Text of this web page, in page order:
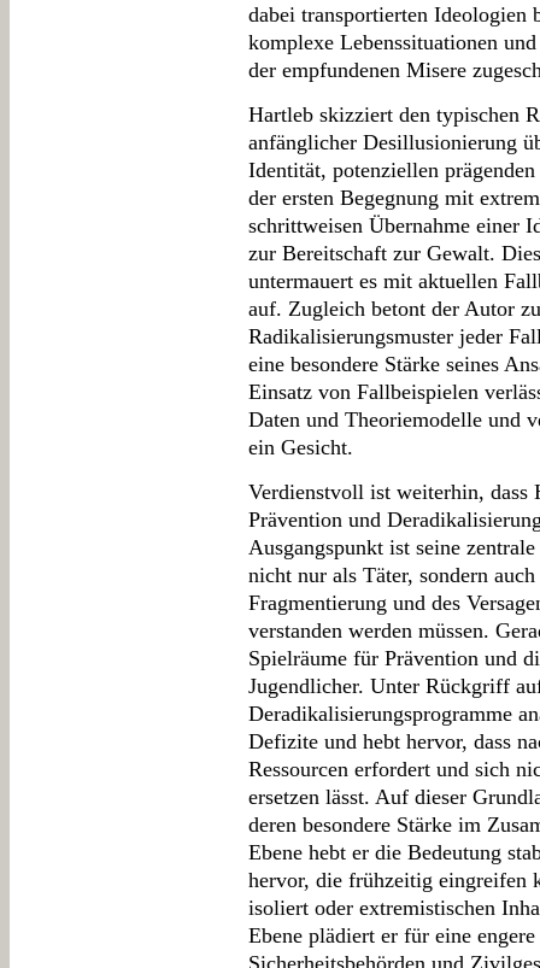
dabei transportierten Ideologien
komplexe Lebenssituationen
der empfundenen Misere
Hartleb skizziert den typischen
anfänglicher Desillusionierung
Identität, potenziellen
der ersten Begegnung mit
schrittweisen Übernahme einer
zur Bereitschaft zur Gewalt.
untermauert es mit aktuellen
auf. Zugleich betont der Autor
Radikalisierungsmuster jeder
eine besondere Stärke seines
Einsatz von Fallbeispielen
Daten und Theoriemodelle und
ein Gesicht.
Verdienstvoll ist weiterhin, dass
Prävention und
Ausgangspunkt ist seine
nicht nur als Täter, sondern
Fragmentierung und des
verstanden werden müssen.
Spielräume für Prävention und
Jugendlicher. Unter Rückgriff
Deradikalisierungsprogramme
Defizite und hebt hervor, dass
Ressourcen erfordert und sich
ersetzen lässt. Auf dieser
deren besondere Stärke im
Ebene hebt er die Bedeutung
hervor, die frühzeitig eingreifen
isoliert oder extremistischen
Ebene plädiert er für eine
Sicherheitsbehörden und